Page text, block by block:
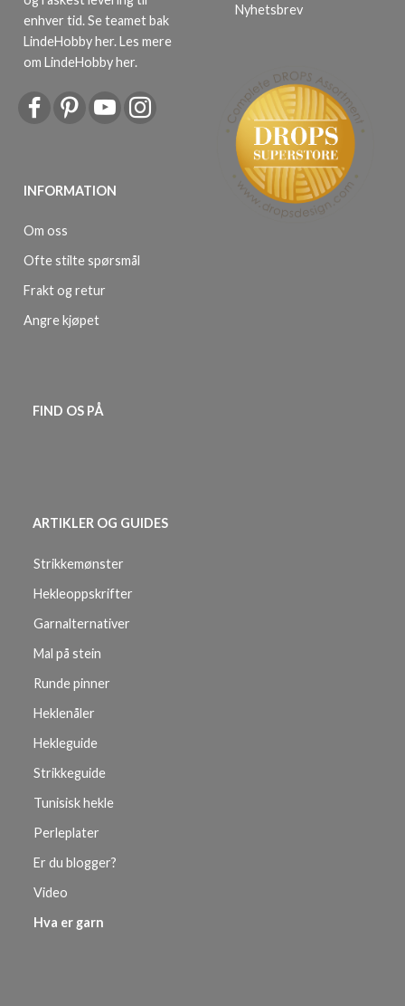
enhver tid. Se teamet bak
LindeHobby her.Les mere
om LindeHobby her.
INFORMATION
Om oss
Ofte stilte spørsmål
Frakt og retur
Angre kjøpet
Nyhetsbrev
FIND OS PÅ
ARTIKLER OG GUIDES
Strikkemønster
Hekleoppskrifter
Garnalternativer
Mal på stein
Runde pinner
Heklenåler
Hekleguide
Strikkeguide
Tunisisk hekle
Perleplater
Er du blogger?
Video
Hva er garn